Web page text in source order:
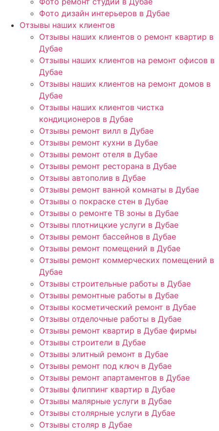
Фото дизайн интерьеров в Дубае
Отзывы наших клиентов
Отзывы наших клиентов о ремонт квартир в
Дубае
Отзывы наших клиентов на ремонт офисов в
Дубае
Отзывы наших клиентов на ремонт домов в
Дубае
Отзывы наших клиентов чистка
кондиционеров в Дубае
Отзывы ремонт вилл в Дубае
Отзывы ремонт кухни в Дубае
Отзывы ремонт отеля в Дубае
Отзывы ремонт ресторана в Дубае
Отзывы автополив в Дубае
Отзывы ремонт ванной комнаты в Дубае
Отзывы о покраске стен в Дубае
Отзывы о ремонте ТВ зоны в Дубае
Отзывы плотницкие услуги в Дубае
Отзывы ремонт бассейнов в Дубае
Отзывы ремонт помещений в Дубае
Отзывы ремонт коммерческих помещений в
Дубае
Отзывы строительные работы в Дубае
Отзывы ремонтные работы в Дубае
Отзывы косметический ремонт в Дубае
Отзывы отделочные работы в Дубае
Отзывы ремонт квартир в Дубае фирмы
Отзывы строители в Дубае
Отзывы элитный ремонт в Дубае
Отзывы ремонт под ключ в Дубае
Отзывы ремонт апартаментов в Дубае
Отзывы флиппинг квартир в Дубае
Отзывы малярные услуги в Дубае
Отзывы столярные услуги в Дубае
Отзывы столяр в Дубае